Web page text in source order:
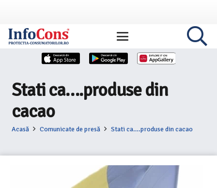
Stati ca….produse din
cacao
Acasă Comunicate de presă Stati ca….produse din cacao